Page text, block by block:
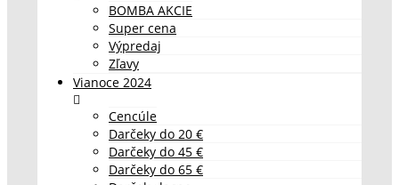
BOMBA AKCIE
Super cena
Výpredaj
Zľavy
Vianoce 2024
Cencúle
Darčeky do 20 €
Darčeky do 45 €
Darčeky do 65 €